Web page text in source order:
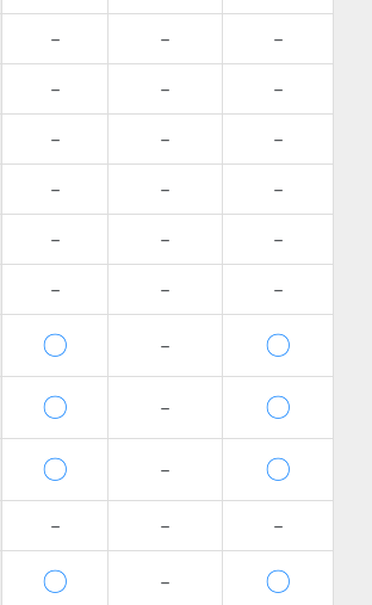
－ － －
－ － －
－ － －
－ － －
－ － －
－ － －
〇 － 〇
〇 － 〇
〇 － 〇
－ － －
〇 － 〇